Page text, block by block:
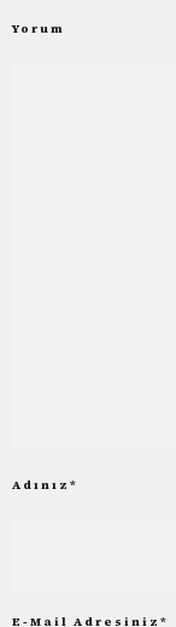
Yorum
Adınız *
E-Mail Adresiniz *